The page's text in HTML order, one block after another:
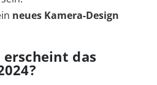
neues Kamera-Design
erscheint das